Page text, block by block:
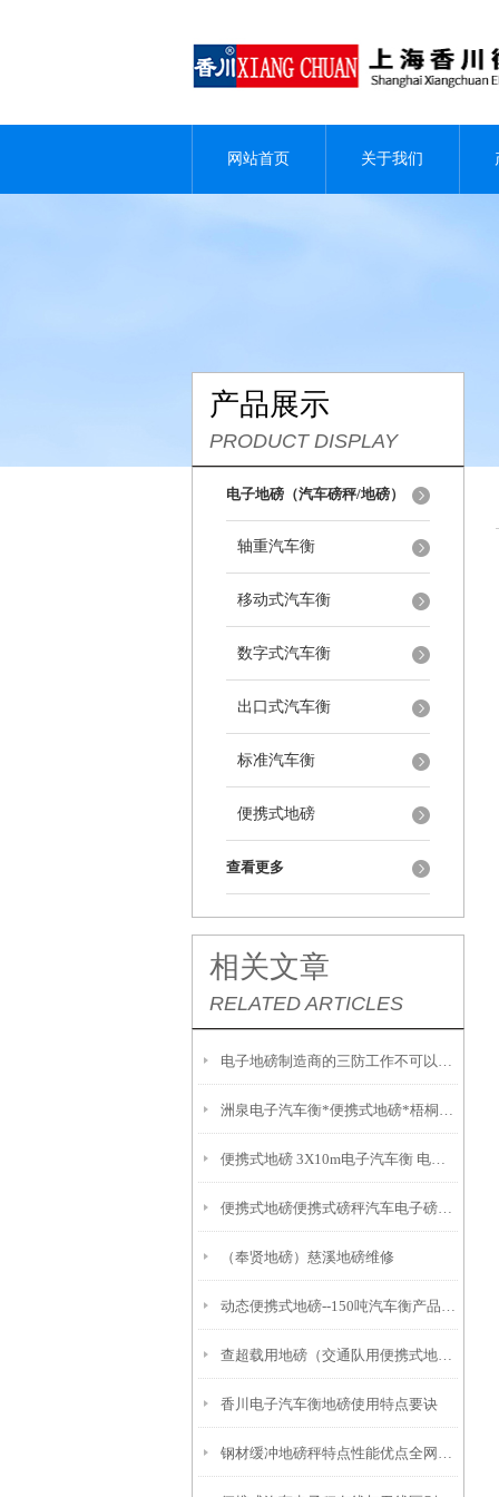
网站首页 关于我们
产品展示
PRODUCT DISPLAY
电子地磅（汽车磅秤/地磅）
轴重汽车衡
移动式汽车衡
数字式汽车衡
出口式汽车衡
标准汽车衡
便携式地磅
查看更多
相关文章
RELATED ARTICLES
电子地磅制造商的三防工作不可以缺少
洲泉电子汽车衡*便携式地磅*梧桐地磅 武康便携式汽车衡
便携式地磅 3X10m电子汽车衡 电子秤多少钱
便携式地磅便携式磅秤汽车电子磅电子地磅秤电子汽车磅电子汽车衡操作维修
（奉贤地磅）慈溪地磅维修
动态便携式地磅--150吨汽车衡产品选择原因
查超载用地磅（交通队用便携式地磅）
香川电子汽车衡地磅使用特点要诀
钢材缓冲地磅秤特点性能优点全网分享